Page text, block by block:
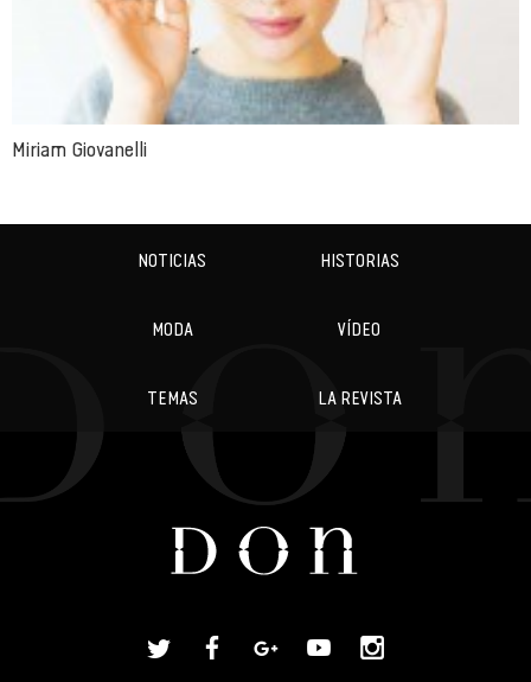
Miriam Giovanelli
NOTICIAS HISTORIAS
MODA VÍDEO
TEMAS LA REVISTA